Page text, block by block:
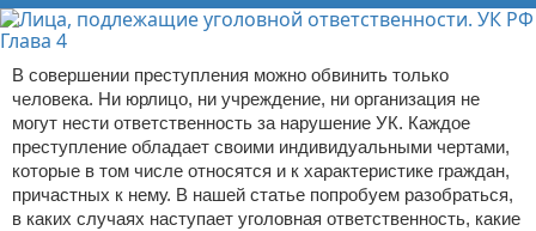
В совершении преступления можно обвинить только
человека. Ни юрлицо, ни учреждение, ни организация не
могут нести ответственность за нарушение УК. Каждое
преступление обладает своими индивидуальными чертами,
которые в том числе относятся и к характеристике граждан,
причастных к нему. В нашей статье попробуем разобраться,
в каких случаях наступает уголовная ответственность, какие